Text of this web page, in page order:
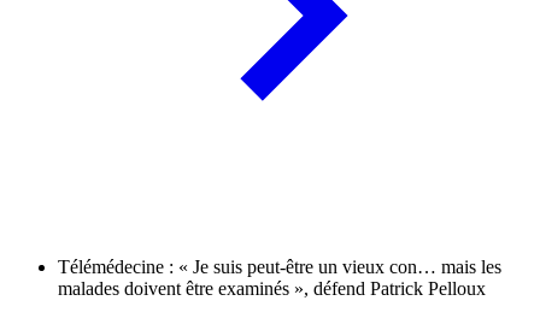
Télémédecine : « Je suis peut-être un vieux con… mais les
malades doivent être examinés », défend Patrick Pelloux